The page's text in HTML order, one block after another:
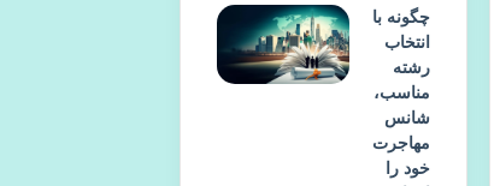
چگونه با
انتخاب
رشته
مناسب،
شانس
مهاجرت
خود را